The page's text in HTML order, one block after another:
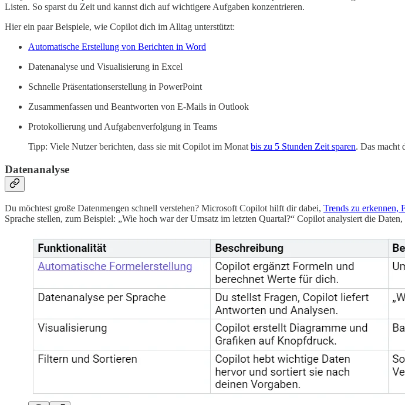
Listen. So sparst du Zeit und kannst dich auf wichtigere Aufgaben konzentrieren.
Hier ein paar Beispiele, wie Copilot dich im Alltag unterstützt:
Automatische Erstellung von Berichten in Word
Datenanalyse und Visualisierung in Excel
Schnelle Präsentationserstellung in PowerPoint
Zusammenfassen und Beantworten von E-Mails in Outlook
Protokollierung und Aufgabenverfolgung in Teams
Tipp: Viele Nutzer berichten, dass sie mit Copilot im Monat bis zu 5 Stunden Zeit sparen. Das macht
Datenanalyse
Du möchtest große Datenmengen schnell verstehen? Microsoft Copilot hilft dir dabei, Trends zu erkennen,
Sprache stellen, zum Beispiel: „Wie hoch war der Umsatz im letzten Quartal?“ Copilot analysiert die